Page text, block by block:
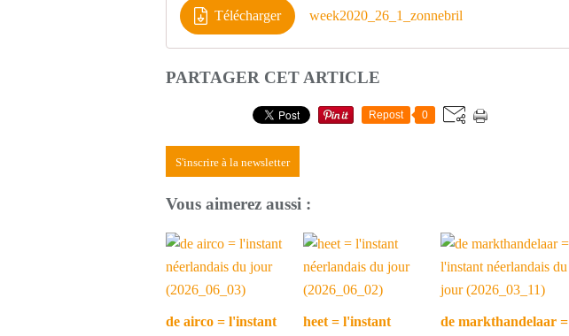
Télécharger week2020_26_1_zonnebril
PARTAGER CET ARTICLE
Repost 0
S'inscrire à la newsletter
Vous aimerez aussi :
de airco = l'instant
heet = l'instant
de markthandelaar =